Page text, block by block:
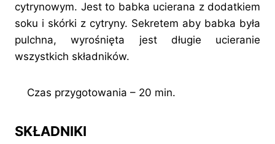
cytrynowym. Jest to babka ucierana z dodatkiem
soku i skórki z cytryny. Sekretem aby babka była
pulchna, wyrośnięta jest długie ucieranie
wszystkich składników.
Czas przygotowania – 20 min.
SKŁADNIKI